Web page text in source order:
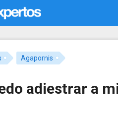
Agapornis
adiestrar a